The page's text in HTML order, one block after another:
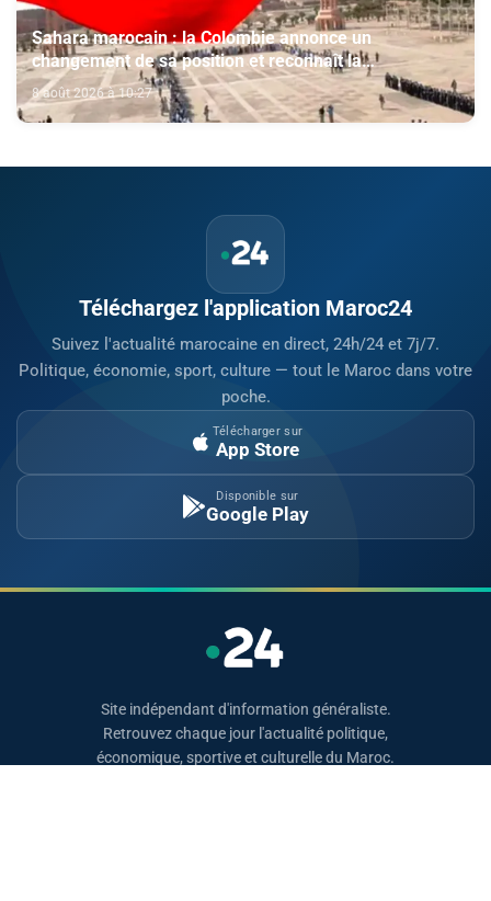
Sahara marocain : la Colombie annonce un
changement de sa position et reconnaît la
souveraineté du Maroc sur son Sahara
8 août 2026 à 10:27
Téléchargez l'application Maroc24
Suivez l'actualité marocaine en direct, 24h/24 et 7j/7.
Politique, économie, sport, culture — tout le Maroc dans votre
poche.
Télécharger sur
App Store
Disponible sur
Google Play
Site indépendant d'information généraliste.
Retrouvez chaque jour l'actualité politique,
économique, sportive et culturelle du Maroc.